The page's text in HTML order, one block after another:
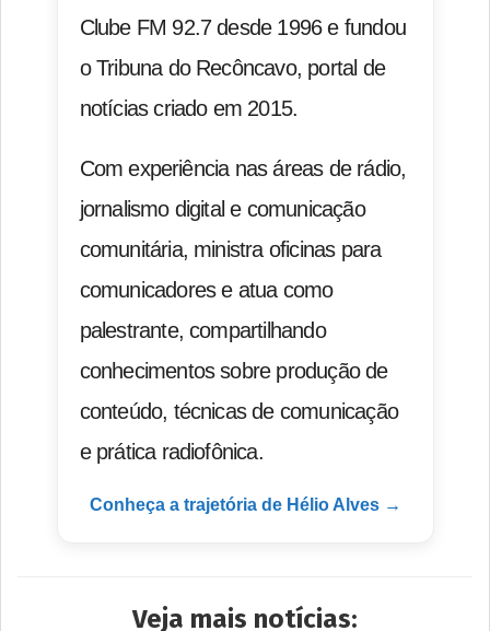
Clube FM 92.7 desde 1996 e fundou
o Tribuna do Recôncavo, portal de
notícias criado em 2015.
Com experiência nas áreas de rádio,
jornalismo digital e comunicação
comunitária, ministra oficinas para
comunicadores e atua como
palestrante, compartilhando
conhecimentos sobre produção de
conteúdo, técnicas de comunicação
e prática radiofônica.
Conheça a trajetória de Hélio Alves →
Veja mais notícias: